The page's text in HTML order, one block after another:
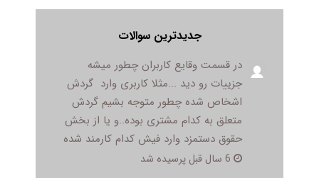
جدیدترین سوالات
در قسمت وقایع کاربران چطور میشه
جزییات رو دید ...مثلا کاربری وارد گردش
اشخاص شده چطور متوجه بشیم گردش
متعلق به کدام مشتری بوده..و یا از بخش
حقوق دستمزد وارد فیش کدام کارمند شده